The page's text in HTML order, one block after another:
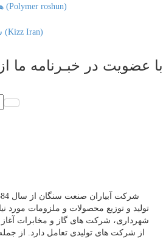
هندهول پلی اتیلن (Polymer roshun)
شیرآلات برنجی (Kizz Iran)
با عضویت در خبـرنامه ما
تولید و توزیع محصولات و ملزومات مورد
شهرداری، شرکت های گاز و مخابرات آغاز
از شرکت های تولیدی تعامل دارد. از